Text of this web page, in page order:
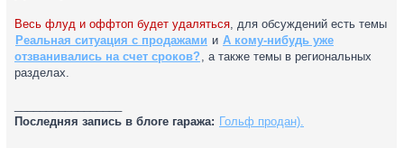
Весь флуд и оффтоп будет удаляться, для обсуждений есть темы
Реальная ситуация с продажами и А кому-нибудь уже
отзванивались на счет сроков? , а также темы в региональных
разделах.
Последняя запись в блоге гаража: Гольф продан).